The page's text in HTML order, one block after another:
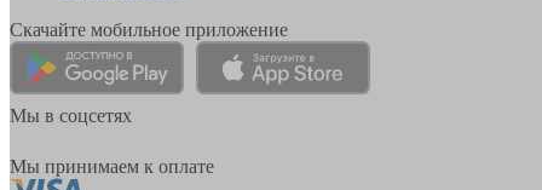
Скачайте мобильное приложение
Мы в соцсетях
Мы принимаем к оплате